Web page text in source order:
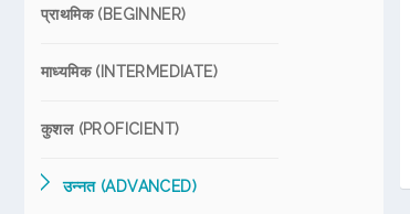
प्राथमिक (BEGINNER)
माध्यमिक (INTERMEDIATE)
कुशल (PROFICIENT)
उन्नत (ADVANCED)